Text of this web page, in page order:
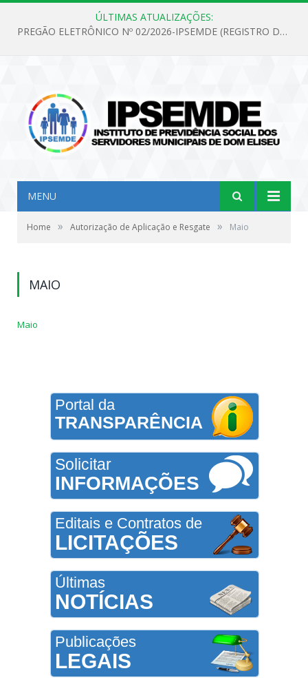
ÚLTIMAS ATUALIZAÇÕES:
PREGÃO ELETRÔNICO Nº 02/2026-IPSEMDE (REGISTRO DE PREÇOS PARA FUTURA E EVENTUAL AQUISIÇÃO DE MATERIAL DE LIMPEZA E GÊNEROS ALIMENTÍCIOS PARA ATENDER AS NECESSIDADES DO INSTITUTO DE PREVIDÊNCIA SOCIAL DOS SERVIDORES MUNICIPAIS DE DOM ELISEU.)
MENU
Home » Autorização de Aplicação e Resgate » Maio
MAIO
Maio
Portal da
TRANSPARÊNCIA
Solicitar
INFORMAÇÕES
Editais e Contratos de
LICITAÇÕES
Últimas
NOTÍCIAS
Publicações
LEGAIS